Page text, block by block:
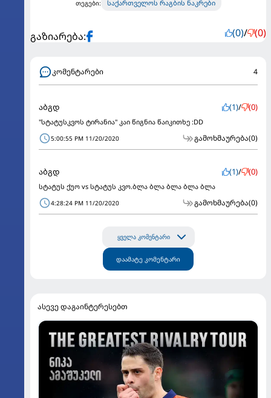
თეგები: საქართველოს რაგბის ნაკრები
გაზიარება: (0)/ (0)
კომენტარები 4
აბგდ (1)/ (0)
"სტატუსკვოს ტირანია" კაი წიგნია წაიკითხე :DD
5:00:55 PM 11/20/2020 გამოხმაურება(0)
აბგდ (1)/ (0)
სტატუს ქუო vs სტატუს კვო.ბლა ბლა ბლა ბლა ბლა
4:28:24 PM 11/20/2020 გამოხმაურება(0)
ყველა კომენტარი
დაამატე კომენტარი
ასევე დაგაინტერესებთ